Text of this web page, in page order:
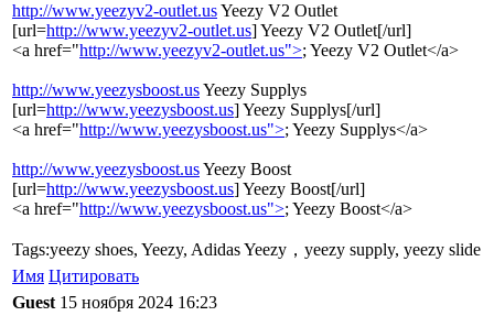
http://www.yeezyv2-outlet.usYeezy V2 Outlet
[url=http://www.yeezyv2-outlet.us] Yeezy V2 Outlet[/url]
<a href="http://www.yeezyv2-outlet.us">; Yeezy V2 Outlet</a>
http://www.yeezysboost.usYeezy Supplys
[url=http://www.yeezysboost.us] Yeezy Supplys[/url]
<a href="http://www.yeezysboost.us">; Yeezy Supplys</a>
http://www.yeezysboost.usYeezy Boost
[url=http://www.yeezysboost.us] Yeezy Boost[/url]
<a href="http://www.yeezysboost.us">; Yeezy Boost</a>
Tags:yeezy shoes, Yeezy, Adidas Yeezy，yeezy supply, yeezy slide
Имя Цитировать
Guest 15 ноября 2024 16:23